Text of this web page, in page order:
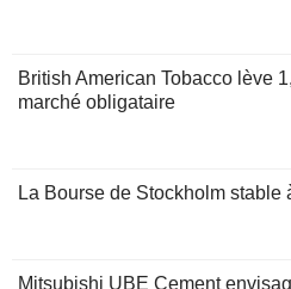
British American Tobacco lève
marché obligataire
La Bourse de Stockholm stable
Mitsubishi UBE Cement